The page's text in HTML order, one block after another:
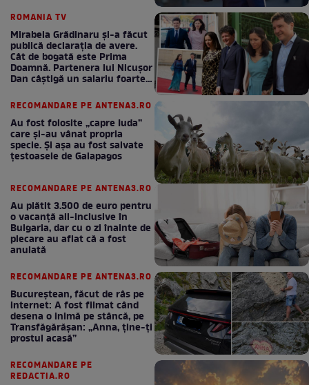
ROMANIA TV
Mirabela Grădinaru și-a făcut
publică declarația de avere.
Cât de bogată este Prima
Doamnă. Partenera lui Nicușor
Dan câștigă un salariu foarte
RECOMANDARE PE ANTENA3.RO
Au fost folosite „capre Iuda”
care și-au vânat propria
specie. Și așa au fost salvate
țestoasele de Galapagos
RECOMANDARE PE ANTENA3.RO
Au plătit 3.500 de euro pentru
o vacanță all-inclusive în
Bulgaria, dar cu o zi înainte de
plecare au aflat că a fost
anulată
RECOMANDARE PE ANTENA3.RO
Bucureștean, făcut de râs pe
internet: A fost filmat când
desena o inimă pe stâncă, pe
Transfăgărășan: „Anna, ține-ți
prostul acasă”
RECOMANDARE PE
REDACTIA.RO